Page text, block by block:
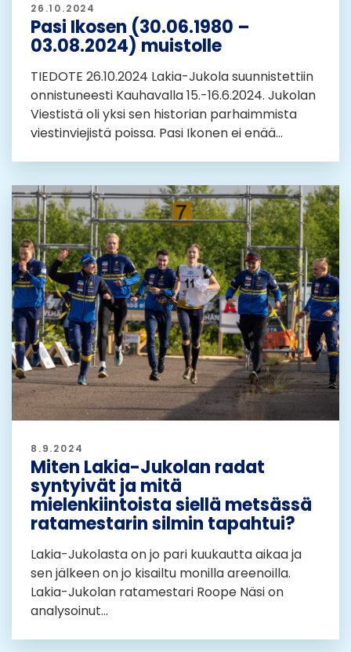
26.10.2024
Pasi Ikosen (30.06.1980 –
03.08.2024) muistolle
TIEDOTE 26.10.2024 Lakia-Jukola suunnistettiin
onnistuneesti Kauhavalla 15.-16.6.2024. Jukolan
Viestistä oli yksi sen historian parhaimmista
viestinviejistä poissa. Pasi Ikonen ei enää...
8.9.2024
Miten Lakia-Jukolan radat
syntyivät ja mitä
mielenkiintoista siellä metsässä
ratamestarin silmin tapahtui?
Lakia-Jukolasta on jo pari kuukautta aikaa ja
sen jälkeen on jo kisailtu monilla areenoilla.
Lakia-Jukolan ratamestari Roope Näsi on
analysoinut...